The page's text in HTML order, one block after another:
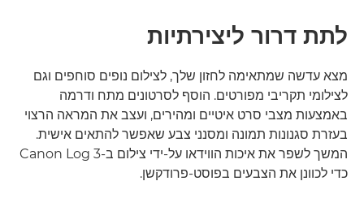
לתת דרור ליצירתיות
מצא עדשה שמתאימה לחזון שלך, לצילום נופים סוחפים וגם
לצילומי תקריבי מפורטים. הוסף לסרטונים מתח ודרמה
באמצעות מצבי סרט איטיים ומהירים, ועצב את המראה הרצוי
בעזרת סגנונות תמונה ומסנני צבע שאפשר להתאים אישית.
המשך לשפר את איכות הווידאו על-ידי צילום ב-Canon Log 3
כדי לכוונן את הצבעים בפוסט-פרודקשן.